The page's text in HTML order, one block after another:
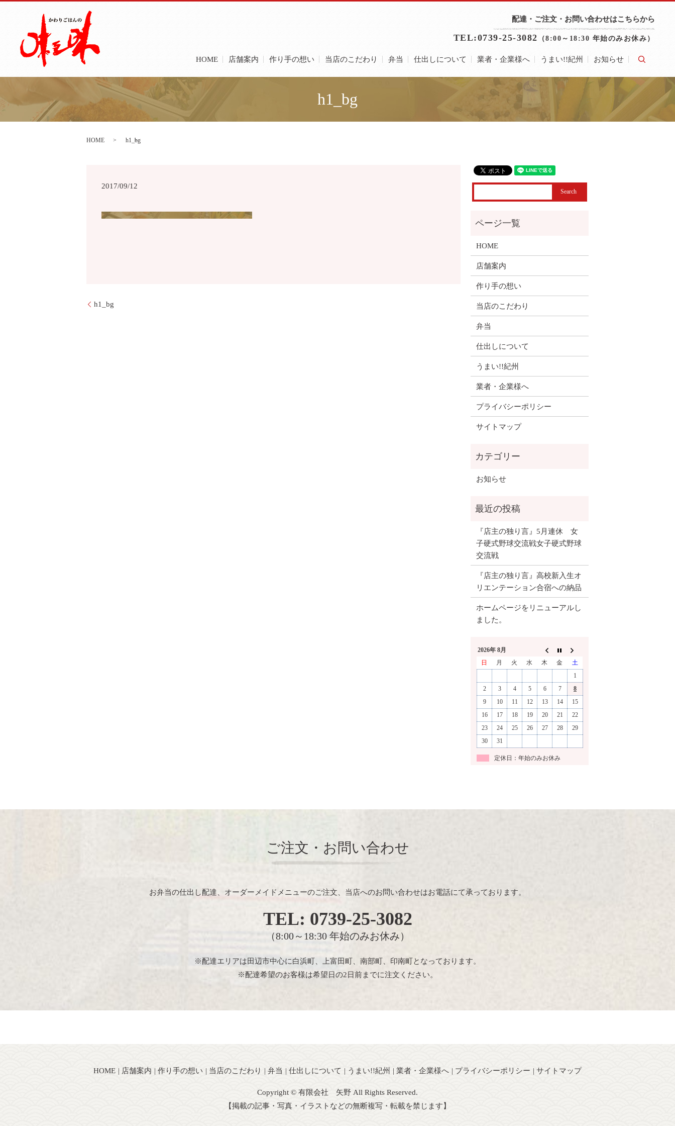
配達・ご注文・お問い合わせはこちらから
TEL:0739-25-3082 （8:00～18:30 年始のみお休み）
HOME 店舗案内 作り手の想い 当店のこだわり 弁当 仕出しについて 業者・企業様へ うまい!!紀州 お知らせ
h1_bg
HOME h1_bg
2017/09/12
h1_bg
HOME
店舗案内
作り手の想い
当店のこだわり
弁当
仕出しについて
うまい!!紀州
業者・企業様へ
プライバシーポリシー
サイトマップ
お知らせ
『店主の独り言』5月連休 女
子硬式野球交流戦女子硬式野球
交流戦
『店主の独り言』高校新入生オ
リエンテーション合宿への納品
ホームページをリニューアルし
ました。
2026年 8月
日
月 火 水 木 金
土
1
2
3 4 5 6 7
8
9
10 11 12 13 14
15
16
17 18 19 20 21
22
23
24 25 26 27 28
29
30
31
定休日：年始のみお休み
ご注文・お問い合わせ
お弁当の仕出し配達、オーダーメイドメニューのご注文、当店へのお問い合わせはお電話にて承っております。
TEL: 0739-25-3082
（8:00～18:30 年始のみお休み）
※配達エリアは田辺市中心に白浜町、上富田町、南部町、印南町となっております。
※配達希望のお客様は希望日の2日前までに注文ください。
HOME 店舗案内 作り手の想い 当店のこだわり 弁当 仕出しについて うまい!!紀州 業者・企業様へ プライバシーポリシー サイトマップ
Copyright © 有限会社 矢野 All Rights Reserved.
【掲載の記事・写真・イラストなどの無断複写・転載を禁じます】